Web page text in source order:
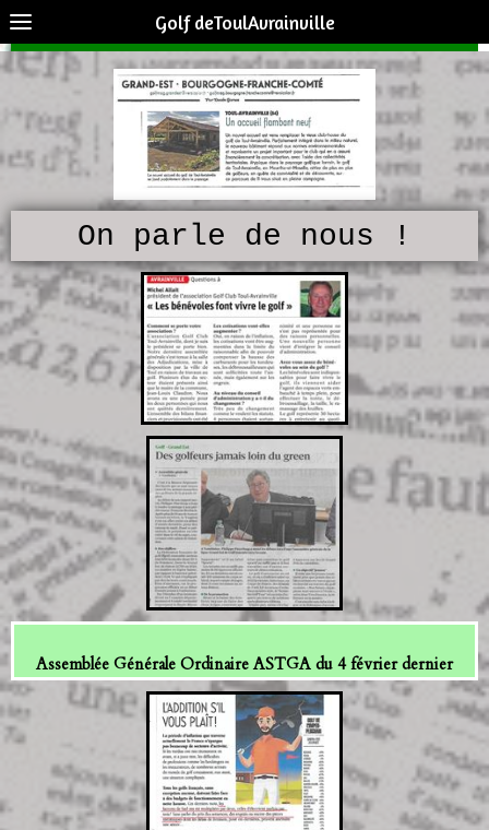
Golf deToulAvrainville
On parle de nous !
Assemblée Générale Ordinaire ASTGA du 4 février dernier